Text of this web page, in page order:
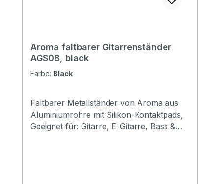
Aroma faltbarer Gitarrenständer
AGS08, black
Farbe: Black
Faltbarer Metallständer von Aroma aus
Aluminiumrohre mit Silikon-Kontaktpads,
Geeignet für: Gitarre, E-Gitarre, Bass &